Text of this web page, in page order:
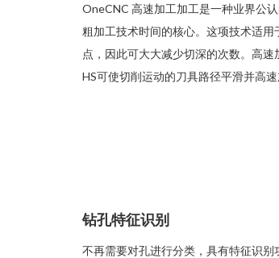
OneCNC 高速加工加工是一种业界公
粗加工技术时间的核心。这项技术适
点，因此可大大减少切深的次数。高
HS可使切削运动的刀具路径平滑并高
钻孔特征识别
不再需要对孔进行分类，具有特征识